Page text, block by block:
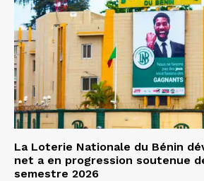
La Loterie Nationale du Bénin
net a en progression soutenue
semestre 2026